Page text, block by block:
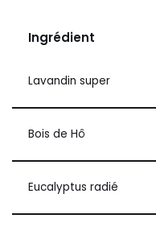
Ingrédient
Lavandin super
Bois de Hô
Eucalyptus radié